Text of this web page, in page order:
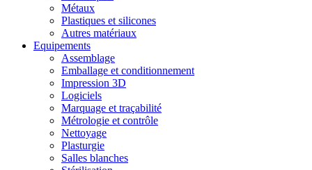
Métaux
Plastiques et silicones
Autres matériaux
Equipements
Assemblage
Emballage et conditionnement
Impression 3D
Logiciels
Marquage et traçabilité
Métrologie et contrôle
Nettoyage
Plasturgie
Salles blanches